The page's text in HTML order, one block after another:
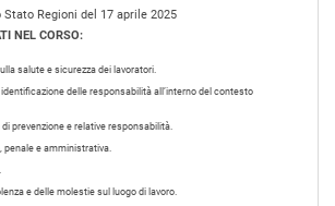
Stato Regioni del 17 aprile 2025
NEL CORSO:
salute e sicurezza dei lavoratori.
delle responsabilità all’interno del contesto
prevenzione e relative responsabilità.
penale e amministrativa.
e delle molestie sul luogo di lavoro.